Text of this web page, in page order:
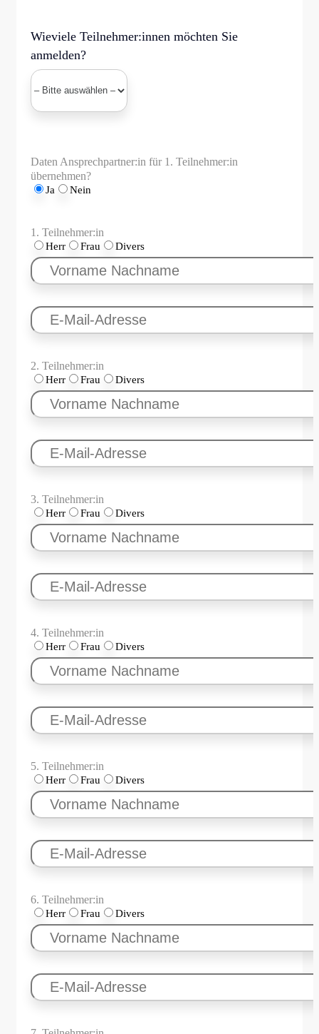
Wieviele Teilnehmer:innen möchten Sie
anmelden?
Daten Ansprechpartner:in für 1. Teilnehmer:in
übernehmen?
Ja Nein
1. Teilnehmer:in
Herr Frau Divers
2. Teilnehmer:in
Herr Frau Divers
3. Teilnehmer:in
Herr Frau Divers
4. Teilnehmer:in
Herr Frau Divers
5. Teilnehmer:in
Herr Frau Divers
6. Teilnehmer:in
Herr Frau Divers